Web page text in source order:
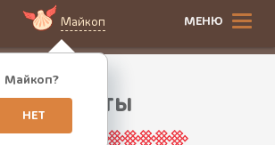
Майкоп
Майкоп?
НЕТ
МЕНЮ
Контакты